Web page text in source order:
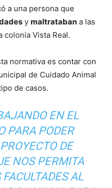
a una persona que
y maltrataban a las
colonia Vista Real.
normativa es contar con
de Cuidado Animal
de casos.
EN EL
PARA PODER
DE
NOS PERMITA
AL